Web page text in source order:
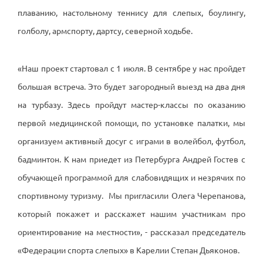
плаванию, настольному теннису для слепых, боулингу,
голболу, армспорту, дартсу, северной ходьбе.
«Наш проект стартовал с 1 июля. В сентябре у нас пройдет
большая встреча. Это будет загородный выезд на два дня
на турбазу. Здесь пройдут мастер-классы по оказанию
первой медицинской помощи, по установке палатки, мы
организуем активный досуг с играми в волейбол, футбол,
бадминтон. К нам приедет из Петербурга Андрей Гостев с
обучающей программой для слабовидящих и незрячих по
спортивному туризму. Мы пригласили Олега Черепанова,
который покажет и расскажет нашим участникам про
ориентирование на местности», - рассказал председатель
«Федерации спорта слепых» в Карелии Степан Дьяконов.